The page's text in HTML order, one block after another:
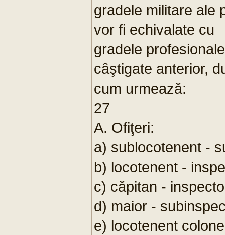
gradele militare ale
vor fi echivalate cu
gradele
câştigate anterior,
cum urmează:
27
A. Ofiţeri:
a) sublocotenent -
b) locotenent -
c) căpitan -
d) maior -
e) locotenent